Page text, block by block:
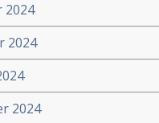
2024
2024
2024